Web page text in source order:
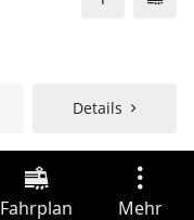
Details
Fahrplan Mehr